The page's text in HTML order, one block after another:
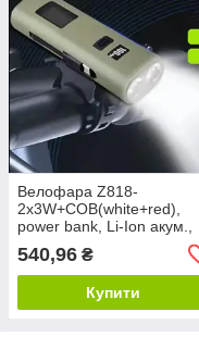
Велофара Z818-
2x3W+COB(white+red),
power bank, Li-Ion акум.,
540,96 ₴
Купити